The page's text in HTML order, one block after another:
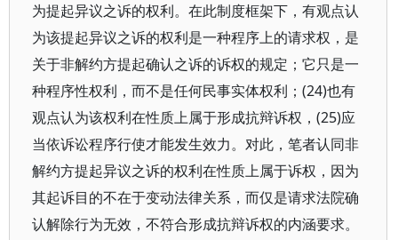
为提起异议之诉的权利。在此制度框架下，有观点认
为该提起异议之诉的权利是一种程序上的请求权，是
关于非解约方提起确认之诉的诉权的规定；它只是一
种程序性权利，而不是任何民事实体权利；(24)也有
观点认为该权利在性质上属于形成抗辩诉权，(25)应
当依诉讼程序行使才能发生效力。对此，笔者认同非
解约方提起异议之诉的权利在性质上属于诉权，因为
其起诉目的不在于变动法律关系，而仅是请求法院确
认解除行为无效，不符合形成抗辩诉权的内涵要求。